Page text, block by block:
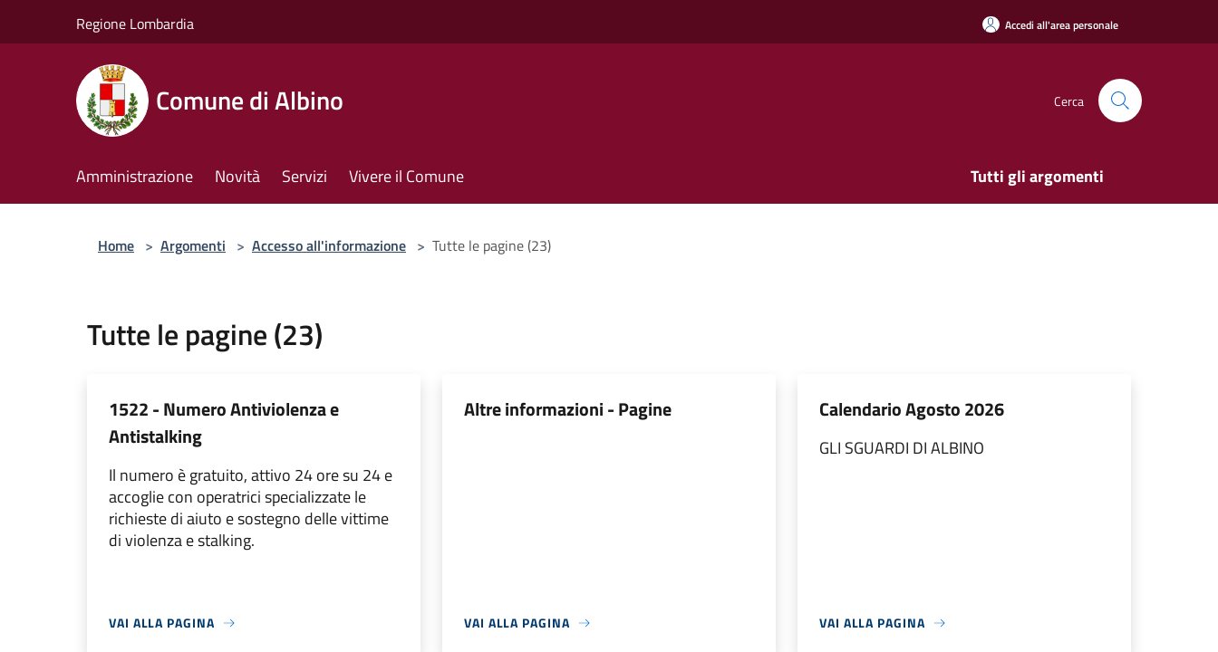
Regione Lombardia Accedi all'area personale
Comune di Albino Cerca
Amministrazione Novità Servizi Vivere il Comune Tutti gli argomenti
Home > Argomenti > Accesso all'informazione > Tutte le pagine (23)
Tutte le pagine (23)
1522 - Numero Antiviolenza e
Antistalking
Il numero è gratuito, attivo 24 ore su 24 e
accoglie con operatrici specializzate le
richieste di aiuto e sostegno delle vittime
di violenza e stalking.
VAI ALLA PAGINA
Altre informazioni - Pagine
VAI ALLA PAGINA
Calendario Agosto 2026
GLI SGUARDI DI ALBINO
VAI ALLA PAGINA